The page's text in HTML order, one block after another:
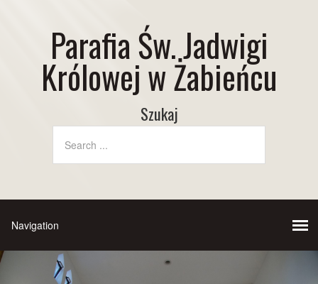
Parafia Św. Jadwigi
Królowej w Żabieńcu
Szukaj